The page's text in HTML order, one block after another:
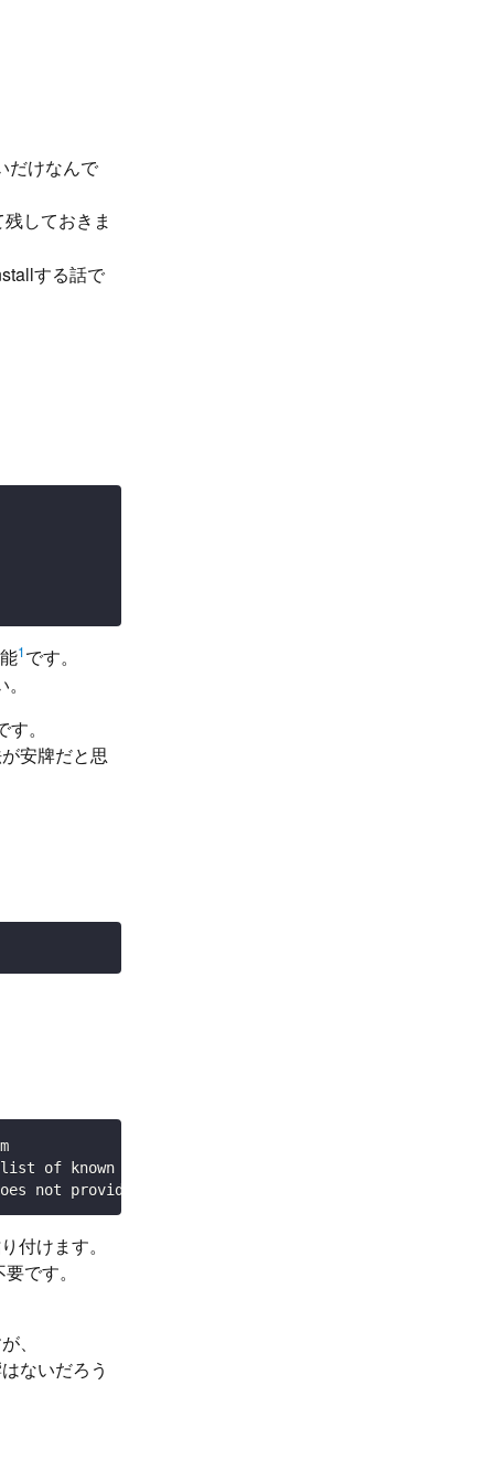
だけなんで
しておきま
する話で
1です。
。
安牌だと思
of known hosts.
not provide shell access.
付けます。
です。
、
ないだろう